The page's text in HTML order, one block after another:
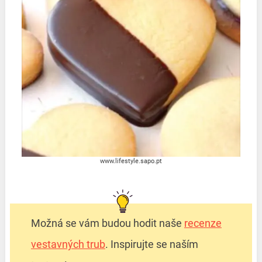
www.lifestyle.sapo.pt
Možná se vám budou hodit naše recenze
vestavných trub. Inspirujte se naším